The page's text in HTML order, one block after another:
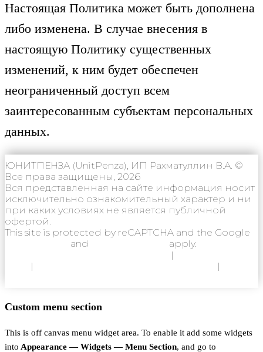
Настоящая Политика может быть дополнена
либо изменена. В случае внесения в
настоящую Политику существенных
изменений, к ним будет обеспечен
неограниченный доступ всем
заинтересованным субъектам персональных
данных.
ЮНИТПЕНЗА (UnitPenza), ИП Рахматуллин В.А. ©
Все права защищены, 2026
Вся представленная на сайте информация носит
исключительно ознакомительный характер и ни
при каких условиях не является публичной
офертой.
This site is protected by reCAPTCHA and the Google
and
apply.
|
|
|
Custom menu section
This is off canvas menu widget area. To enable it add some widgets
into Appearance — Widgets — Menu Section, and go to